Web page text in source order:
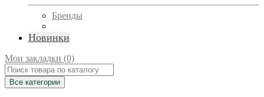
Бренды
Новинки
Мои закладки (0)
Все категории